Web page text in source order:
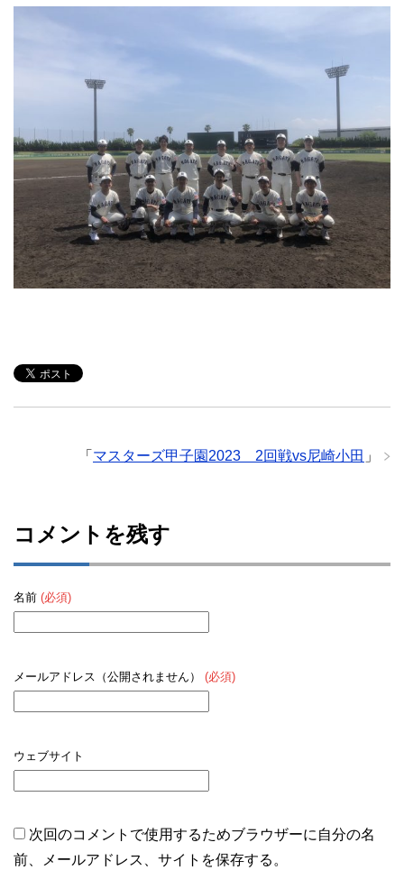
「 マスターズ甲子園2023 2回戦vs尼崎小田 」
コメントを残す
名前 (必須)
メールアドレス（公開されません） (必須)
ウェブサイト
次回のコメントで使用するためブラウザーに自分の名
前、メールアドレス、サイトを保存する。